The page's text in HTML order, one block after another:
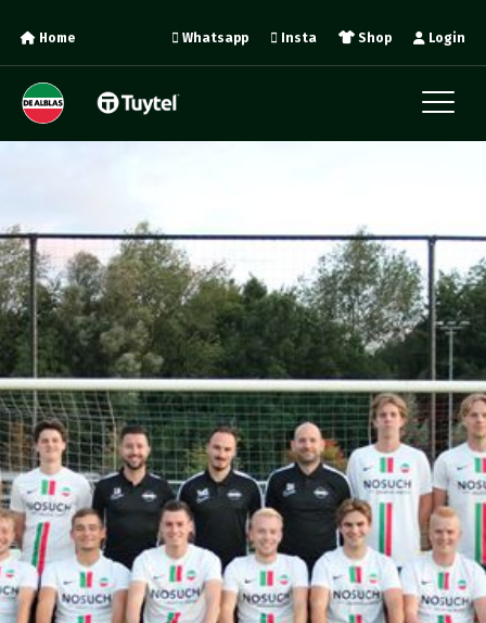
Home Login
Shop
Insta
Whatsapp